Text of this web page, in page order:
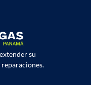
su